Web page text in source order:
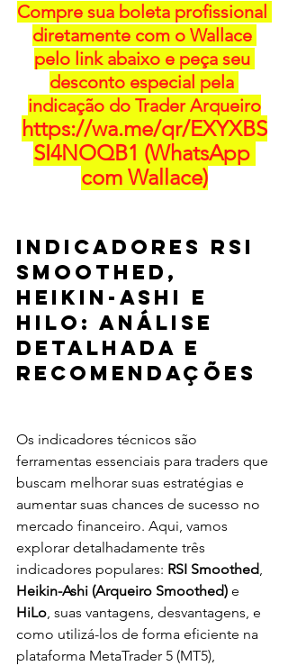
Compre sua boleta profissional
diretamente com o Wallace
pelo link abaixo e peça seu
desconto especial pela
indicação do Trader Arqueiro
https://wa.me/qr/EXYXBS
SI4NOQB1 (WhatsApp
com Wallace)
Indicadores RSI
Smoothed,
Heikin-Ashi e
HiLo: Análise
Detalhada e
Recomendações
Os indicadores técnicos são
ferramentas essenciais para traders que
buscam melhorar suas estratégias e
aumentar suas chances de sucesso no
mercado financeiro. Aqui, vamos
explorar detalhadamente três
indicadores populares: RSI Smoothed,
Heikin-Ashi (Arqueiro Smoothed) e
HiLo, suas vantagens, desvantagens, e
como utilizá-los de forma eficiente na
plataforma MetaTrader 5 (MT5),